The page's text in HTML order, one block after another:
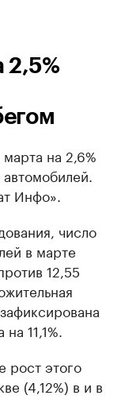
2,5%
на 2,6%
Инфо».
число
в марте
12,55
11,1%.
рост этого
(4,12%) в и в